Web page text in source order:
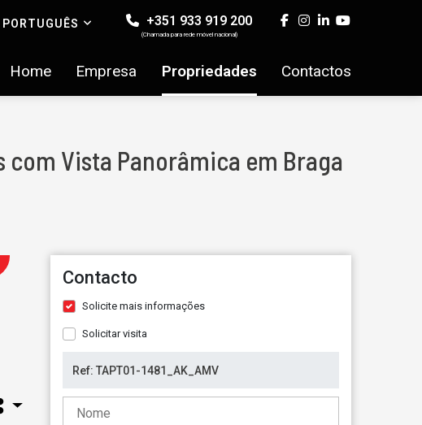
PORTUGUÊS +351 933 919 200
(Chamada para rede móvel nacional)
Home Empresa Propriedades Contactos
com Vista Panorâmica em Braga
Contacto
Solicite mais informações
Solicitar visita